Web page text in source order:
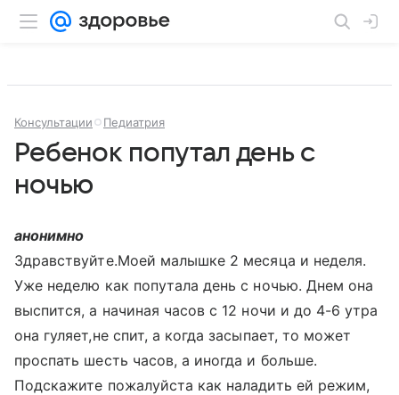
Консультации Педиатрия
Ребенок попутал день с
ночью
анонимно
Здравствуйте.Моей малышке 2 месяца и неделя.
Уже неделю как попутала день с ночью. Днем она
выспится, а начиная часов с 12 ночи и до 4-6 утра
она гуляет,не спит, а когда засыпает, то может
проспать шесть часов, а иногда и больше.
Подскажите пожалуйста как наладить ей режим,